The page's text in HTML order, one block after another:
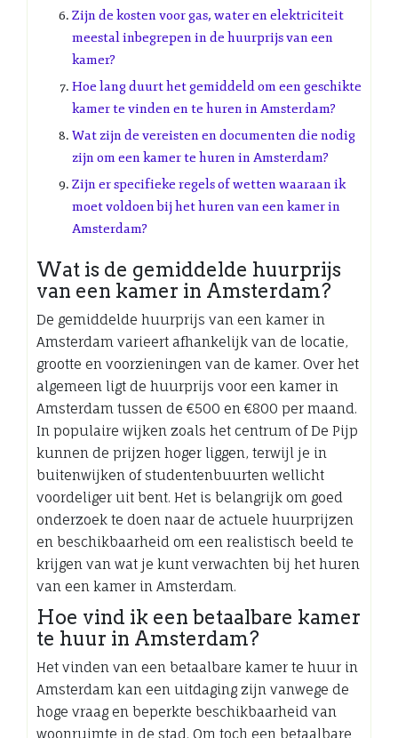
Zijn de kosten voor gas, water en elektriciteit
meestal inbegrepen in de huurprijs van een
kamer?
Hoe lang duurt het gemiddeld om een geschikte
kamer te vinden en te huren in Amsterdam?
Wat zijn de vereisten en documenten die nodig
zijn om een kamer te huren in Amsterdam?
Zijn er specifieke regels of wetten waaraan ik
moet voldoen bij het huren van een kamer in
Amsterdam?
Wat is de gemiddelde huurprijs
van een kamer in Amsterdam?
De gemiddelde huurprijs van een kamer in
Amsterdam varieert afhankelijk van de locatie,
grootte en voorzieningen van de kamer. Over het
algemeen ligt de huurprijs voor een kamer in
Amsterdam tussen de €500 en €800 per maand.
In populaire wijken zoals het centrum of De Pijp
kunnen de prijzen hoger liggen, terwijl je in
buitenwijken of studentenbuurten wellicht
voordeliger uit bent. Het is belangrijk om goed
onderzoek te doen naar de actuele huurprijzen
en beschikbaarheid om een realistisch beeld te
krijgen van wat je kunt verwachten bij het huren
van een kamer in Amsterdam.
Hoe vind ik een betaalbare kamer
te huur in Amsterdam?
Het vinden van een betaalbare kamer te huur in
Amsterdam kan een uitdaging zijn vanwege de
hoge vraag en beperkte beschikbaarheid van
woonruimte in de stad. Om toch een betaalbare